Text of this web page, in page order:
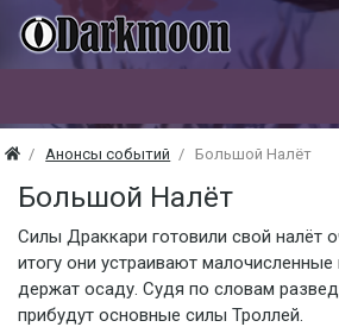
Анонсы событий Большой Налёт
Большой Налёт
Силы Драккари готовили свой налёт
итогу они устраивают
держат осаду. Судя по словам
прибудут основные силы Троллей.